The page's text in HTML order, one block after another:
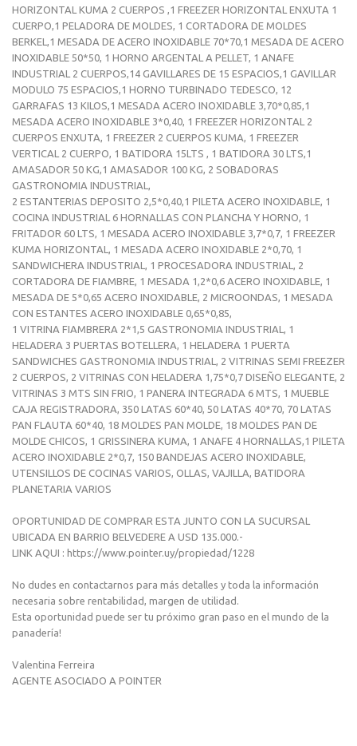
HORIZONTAL KUMA 2 CUERPOS ,1 FREEZER HORIZONTAL ENXUTA 1
CUERPO,1 PELADORA DE MOLDES, 1 CORTADORA DE MOLDES
BERKEL,1 MESADA DE ACERO INOXIDABLE 70*70,1 MESADA DE ACERO
INOXIDABLE 50*50, 1 HORNO ARGENTAL A PELLET, 1 ANAFE
INDUSTRIAL 2 CUERPOS,14 GAVILLARES DE 15 ESPACIOS,1 GAVILLAR
MODULO 75 ESPACIOS,1 HORNO TURBINADO TEDESCO, 12
GARRAFAS 13 KILOS,1 MESADA ACERO INOXIDABLE 3,70*0,85,1
MESADA ACERO INOXIDABLE 3*0,40, 1 FREEZER HORIZONTAL 2
CUERPOS ENXUTA, 1 FREEZER 2 CUERPOS KUMA, 1 FREEZER
VERTICAL 2 CUERPO, 1 BATIDORA 15LTS , 1 BATIDORA 30 LTS,1
AMASADOR 50 KG,1 AMASADOR 100 KG, 2 SOBADORAS
GASTRONOMIA INDUSTRIAL,
2 ESTANTERIAS DEPOSITO 2,5*0,40,1 PILETA ACERO INOXIDABLE, 1
COCINA INDUSTRIAL 6 HORNALLAS CON PLANCHA Y HORNO, 1
FRITADOR 60 LTS, 1 MESADA ACERO INOXIDABLE 3,7*0,7, 1 FREEZER
KUMA HORIZONTAL, 1 MESADA ACERO INOXIDABLE 2*0,70, 1
SANDWICHERA INDUSTRIAL, 1 PROCESADORA INDUSTRIAL, 2
CORTADORA DE FIAMBRE, 1 MESADA 1,2*0,6 ACERO INOXIDABLE, 1
MESADA DE 5*0,65 ACERO INOXIDABLE, 2 MICROONDAS, 1 MESADA
CON ESTANTES ACERO INOXIDABLE 0,65*0,85,
1 VITRINA FIAMBRERA 2*1,5 GASTRONOMIA INDUSTRIAL, 1
HELADERA 3 PUERTAS BOTELLERA, 1 HELADERA 1 PUERTA
SANDWICHES GASTRONOMIA INDUSTRIAL, 2 VITRINAS SEMI FREEZER
2 CUERPOS, 2 VITRINAS CON HELADERA 1,75*0,7 DISEÑO ELEGANTE, 2
VITRINAS 3 MTS SIN FRIO, 1 PANERA INTEGRADA 6 MTS, 1 MUEBLE
CAJA REGISTRADORA, 350 LATAS 60*40, 50 LATAS 40*70, 70 LATAS
PAN FLAUTA 60*40, 18 MOLDES PAN MOLDE, 18 MOLDES PAN DE
MOLDE CHICOS, 1 GRISSINERA KUMA, 1 ANAFE 4 HORNALLAS,1 PILETA
ACERO INOXIDABLE 2*0,7, 150 BANDEJAS ACERO INOXIDABLE,
UTENSILLOS DE COCINAS VARIOS, OLLAS, VAJILLA, BATIDORA
PLANETARIA VARIOS
OPORTUNIDAD DE COMPRAR ESTA JUNTO CON LA SUCURSAL
UBICADA EN BARRIO BELVEDERE A USD 135.000.-
LINK AQUI : https://www.pointer.uy/propiedad/1228
No dudes en contactarnos para más detalles y toda la información
necesaria sobre rentabilidad, margen de utilidad.
Esta oportunidad puede ser tu próximo gran paso en el mundo de la
panadería!
Valentina Ferreira
AGENTE ASOCIADO A POINTER